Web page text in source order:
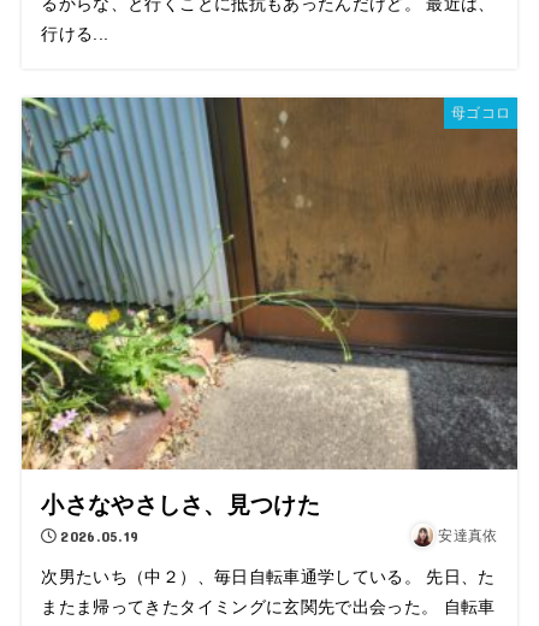
行ける...
母ゴコロ
小さなやさしさ、見つけた
2026.05.19 安達真依
次男たいち（中２）、毎日自転車通学している。 先日、た
またま帰ってきたタイミングに玄関先で出会った。 自転車